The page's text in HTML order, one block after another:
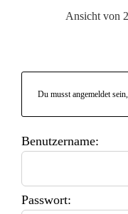
Ansicht von
Du musst angemeldet
Benutzername:
Passwort: